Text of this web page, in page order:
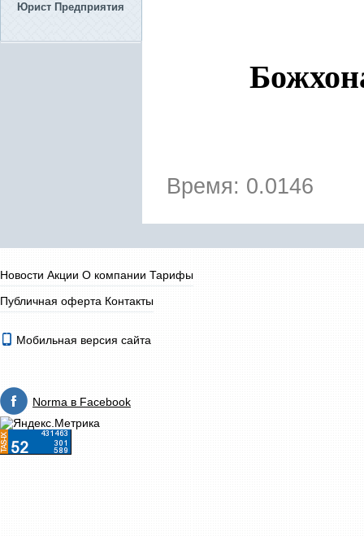
Юрист Предприятия
Время: 0.0146
Новости Акции О компании Тарифы
Публичная оферта Контакты
Мобильная версия сайта
Norma в Facebook